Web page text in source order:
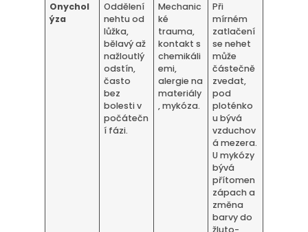
Onychol
ýza
Oddělení
nehtu od
lůžka,
bělavý až
nažloutlý
odstín,
často
bez
bolesti v
počátečn
í fázi.
Mechanic
ké
trauma,
kontakt s
chemikáli
emi,
alergie na
materiály
, mykóza.
Při
mírném
zatlačení
se nehet
může
částečně
zvedat,
pod
ploténko
u bývá
vzduchov
á mezera.
U mykózy
bývá
přítomen
zápach a
změna
barvy do